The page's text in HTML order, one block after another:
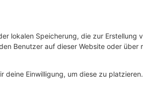
lokalen Speicherung, die zur Erstellung
Benutzer auf dieser Website oder über
deine Einwilligung, um diese zu platzieren.